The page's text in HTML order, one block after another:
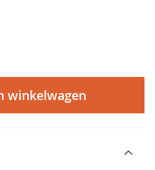
winkelwagen